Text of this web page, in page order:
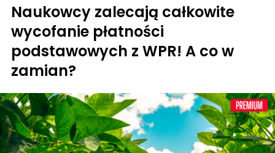
Naukowcy zalecają całkowite
wycofanie płatności
podstawowych z WPR! A co w
zamian?